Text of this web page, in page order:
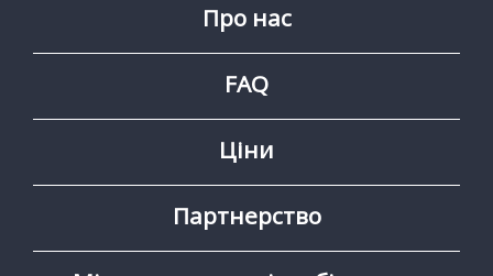
Про нас
FAQ
Ціни
Партнерство